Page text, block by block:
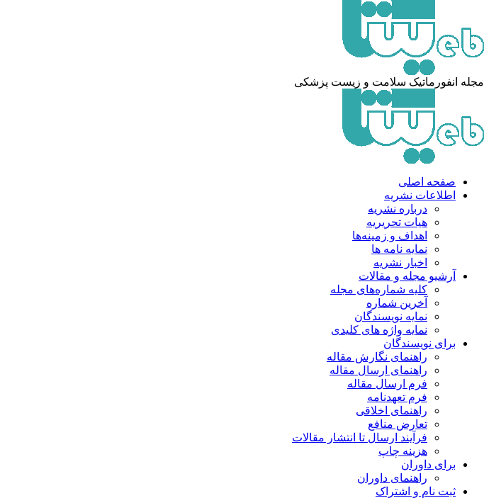
مجله انفورماتیک سلامت و زیست پزشکی
صفحه اصلی
اطلاعات نشریه
درباره نشریه
هیات تحریریه
اهداف و زمینه‌ها
نمایه نامه ها
اخبار نشریه
آرشیو مجله و مقالات
کلیه شماره‌های مجله
آخرین شماره
نمایه نویسندگان
نمایه واژه های کلیدی
برای نویسندگان
راهنمای نگارش مقاله
راهنمای ارسال مقاله
فرم ارسال مقاله
فرم تعهدنامه
راهنمای اخلاقی
تعارض منافع
فرآیند ارسال تا انتشار مقالات
هزینه چاپ
برای داوران
راهنمای داوران
ثبت نام و اشتراک